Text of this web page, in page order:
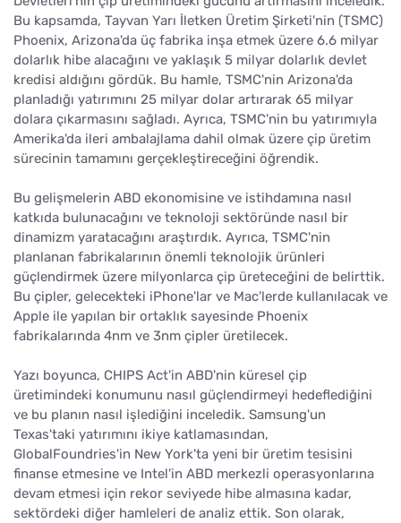
Bu kapsamda, Tayvan Yarı İletken Üretim Şirketi'nin (TSMC)
Phoenix, Arizona'da üç fabrika inşa etmek üzere 6.6 milyar
dolarlık hibe alacağını ve yaklaşık 5 milyar dolarlık devlet
kredisi aldığını gördük. Bu hamle, TSMC'nin Arizona'da
planladığı yatırımını 25 milyar dolar artırarak 65 milyar
dolara çıkarmasını sağladı. Ayrıca, TSMC'nin bu yatırımıyla
Amerika'da ileri ambalajlama dahil olmak üzere çip üretim
sürecinin tamamını gerçekleştireceğini öğrendik.
Bu gelişmelerin ABD ekonomisine ve istihdamına nasıl
katkıda bulunacağını ve teknoloji sektöründe nasıl bir
dinamizm yaratacağını araştırdık. Ayrıca, TSMC'nin
planlanan fabrikalarının önemli teknolojik ürünleri
güçlendirmek üzere milyonlarca çip üreteceğini de belirttik.
Bu çipler, gelecekteki iPhone'lar ve Mac'lerde kullanılacak ve
Apple ile yapılan bir ortaklık sayesinde Phoenix
fabrikalarında 4nm ve 3nm çipler üretilecek.
Yazı boyunca, CHIPS Act'in ABD'nin küresel çip
üretimindeki konumunu nasıl güçlendirmeyi hedeflediğini
ve bu planın nasıl işlediğini inceledik. Samsung'un
Texas'taki yatırımını ikiye katlamasından,
GlobalFoundries'in New York'ta yeni bir üretim tesisini
finanse etmesine ve Intel'in ABD merkezli operasyonlarına
devam etmesi için rekor seviyede hibe almasına kadar,
sektördeki diğer hamleleri de analiz ettik. Son olarak,